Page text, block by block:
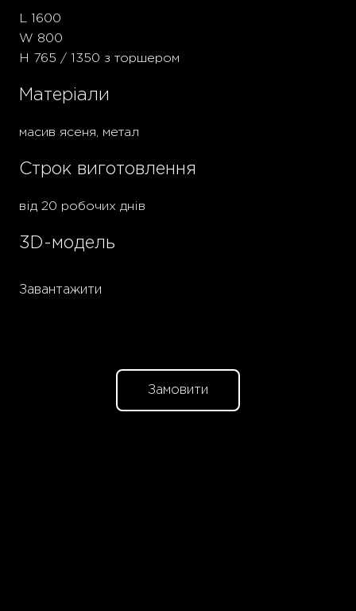
L 1600
W 800
H 765 / 1350 з торшером
Матеріали
масив ясеня, метал
Строк виготовлення
від 20 робочих днів
3D-модель
Завантажити
Замовити